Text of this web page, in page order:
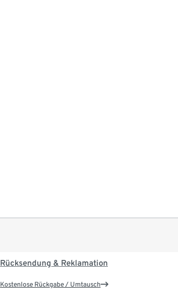
Rücksendung & Reklamation
Kostenlose Rückgabe / Umtausch